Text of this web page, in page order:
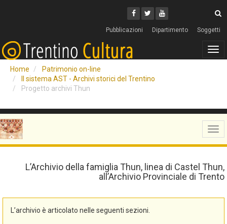
Facebook
Twitter
Youtube
Pubblicazioni Dipartimento Soggetti
Home
Patrimonio on-line
Il sistema AST - Archivi storici del Trentino
Progetto archivi Thun
L’Archivio della famiglia Thun, linea di Castel Thun,
all’Archivio Provinciale di Trento
L’archivio è articolato nelle seguenti sezioni.